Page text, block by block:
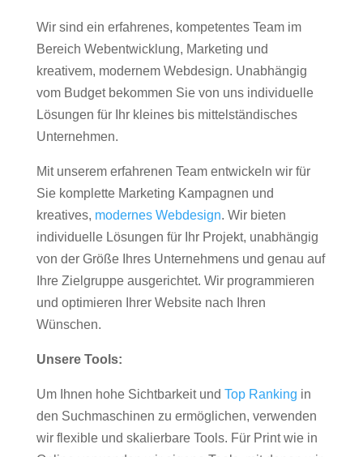
Wir sind ein erfahrenes, kompetentes Team im
Bereich Webentwicklung, Marketing und
kreativem, modernem Webdesign. Unabhängig
vom Budget bekommen Sie von uns individuelle
Lösungen für Ihr kleines bis mittelständisches
Unternehmen.
Mit unserem erfahrenen Team entwickeln wir für
Sie komplette Marketing Kampagnen und
kreatives, modernes Webdesign. Wir bieten
individuelle Lösungen für Ihr Projekt, unabhängig
von der Größe Ihres Unternehmens und genau auf
Ihre Zielgruppe ausgerichtet. Wir programmieren
und optimieren Ihrer Website nach Ihren
Wünschen.
Unsere Tools:
Um Ihnen hohe Sichtbarkeit und Top Ranking in
den Suchmaschinen zu ermöglichen, verwenden
wir flexible und skalierbare Tools. Für Print wie in